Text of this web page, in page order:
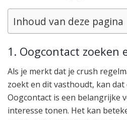
Inhoud van deze pagina
1. Oogcontact zoeken
Als je merkt dat je crush
zoekt en dit vasthoudt, kan dat
Oogcontact is een belangrijke
interesse tonen. Het kan